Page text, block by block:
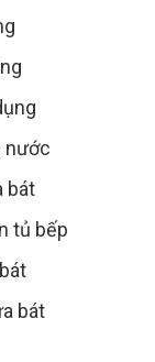
nước
bát
tủ bếp
bát